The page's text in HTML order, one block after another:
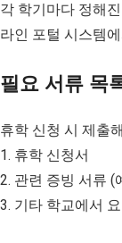
각 학기마다 정해
라인 포털 시스템
필요 서류 목
휴학 신청 시 제출
1. 휴학 신청서
2. 관련 증빙 서류 (
3. 기타 학교에서